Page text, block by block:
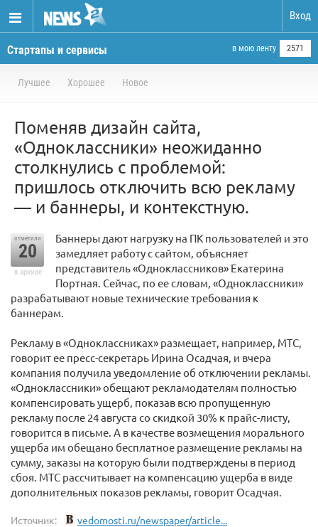
Вход
Стартапы и сервисы в мою ленту 2571
Лучшее Хорошее Новое
Поменяв дизайн сайта,
«Одноклассники» неожиданно
столкнулись с проблемой:
пришлось отключить всю рекламу
— и баннеры, и контекстную.
отметили
20
в архиве
Баннеры дают нагрузку на ПК пользователей и это
замедляет работу с сайтом, объясняет
представитель «Одноклассников» Екатерина
Портная. Сейчас, по ее словам, «Одноклассники»
разрабатывают новые технические требования к
баннерам.
Рекламу в «Одноклассниках» размещает, например, МТС,
говорит ее пресс-секретарь Ирина Осадчая, и вчера
компания получила уведомление об отключении рекламы.
«Одноклассники» обещают рекламодателям полностью
компенсировать ущерб, показав всю пропущенную
рекламу после 24 августа со скидкой 30% к прайс-листу,
говорится в письме. А в качестве возмещения морального
ущерба им обещано бесплатное размещение рекламы на
сумму, заказы на которую были подтверждены в период
сбоя. МТС рассчитывает на компенсацию ущерба в виде
дополнительных показов рекламы, говорит Осадчая.
Источник: vedomosti.ru/newspaper/article...